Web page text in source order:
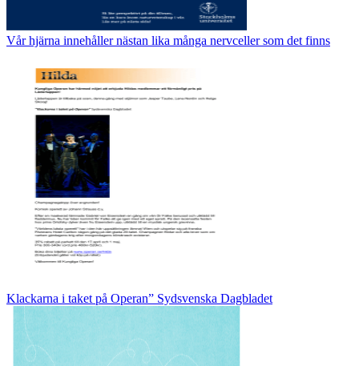
Vår hjärna innehåller nästan lika många nervceller som det finns
Klackarna i taket på Operan” Sydsvenska Dagbladet